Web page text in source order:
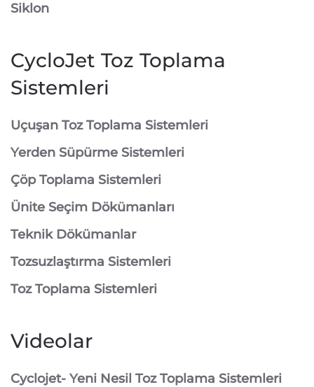
Siklon
CycloJet Toz Toplama
Sistemleri
⁠Uçuşan Toz Toplama Sistemleri
⁠Yerden Süpürme Sistemleri
⁠Çöp Toplama Sistemleri
Ünite Seçim Dökümanları
Teknik Dökümanlar
Tozsuzlaştırma Sistemleri
Toz Toplama Sistemleri
Videolar
Cyclojet- Yeni Nesil Toz Toplama Sistemleri